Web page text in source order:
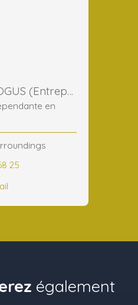
Jessica DESOGUS (Entreprise)
en
25
également